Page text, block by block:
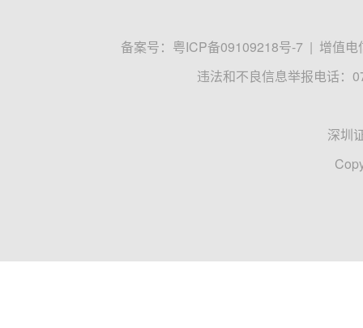
备案号： 粤ICP备09109218号-7 | 增值电
违法和不良信息举报电话：
深圳